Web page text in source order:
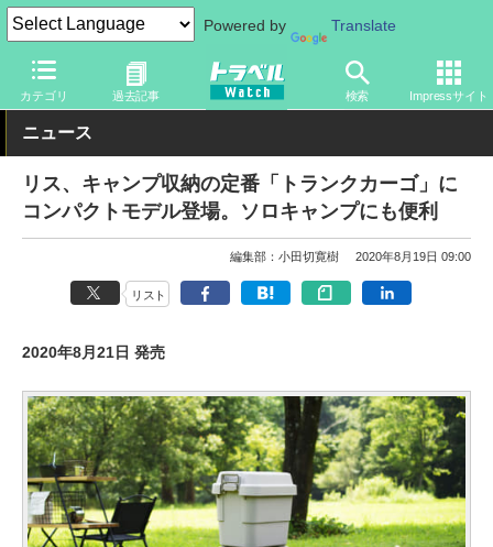
Powered by Translate
カテゴリ 過去記事 検索 Impressサイト
トラベル Watch 旅のアイテム 旅行グッズ
ニュース
リス、キャンプ収納の定番「トランクカーゴ」に
コンパクトモデル登場。ソロキャンプにも便利
編集部：小田切寛樹 2020年8月19日 09:00
リスト
2020年8月21日 発売